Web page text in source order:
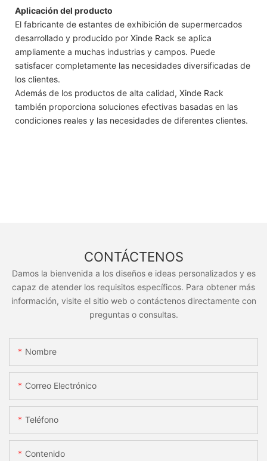
Aplicación del producto
El fabricante de estantes de exhibición de supermercados
desarrollado y producido por Xinde Rack se aplica
ampliamente a muchas industrias y campos. Puede
satisfacer completamente las necesidades diversificadas de
los clientes.
Además de los productos de alta calidad, Xinde Rack
también proporciona soluciones efectivas basadas en las
condiciones reales y las necesidades de diferentes clientes.
CONTÁCTENOS
Damos la bienvenida a los diseños e ideas personalizados y es
capaz de atender los requisitos específicos. Para obtener más
información, visite el sitio web o contáctenos directamente con
preguntas o consultas.
Nombre
Correo Electrónico
Teléfono
Contenido